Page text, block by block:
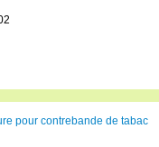
pour contrebande de tabac